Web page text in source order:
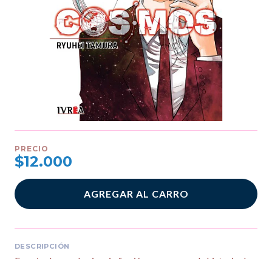
PRECIO
$12.000
AGREGAR AL CARRO
DESCRIPCIÓN